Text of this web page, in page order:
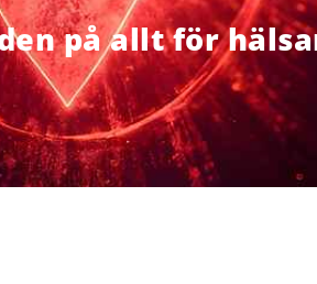
på allt för